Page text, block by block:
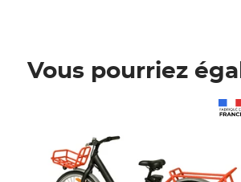
Vous pourriez